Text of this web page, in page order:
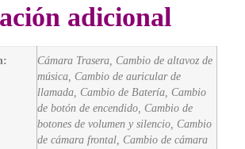
adicional
Cámara Trasera, Cambio de altavoz de
música, Cambio de auricular de
llamada, Cambio de Batería, Cambio
de botón de encendido, Cambio de
botones de volumen y silencio, Cambio
de cámara frontal, Cambio de cámara